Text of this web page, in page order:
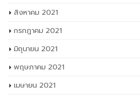
สิงหาคม 2021
กรกฎาคม 2021
มิถุนายน 2021
พฤษภาคม 2021
เมษายน 2021